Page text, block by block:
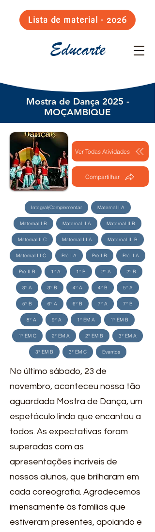
Lista de material - 2026
Educarte
Mostra de Dança 2025 -
MOÇAMBIQUE
Ver Todas Atividades
Compartilhar
Integral/Complementar Maternal I A
Maternal I B Maternal II A Maternal II B
Maternal II C Maternal III A Maternal III B
Maternal III C Pré I A Pré I B Pré II A
Pré II B 1° A 1° B 2° A 2° B
3° A 3° B 4° A 4° B 5° A
5° B 6° A 6° B 7° A 7° B
8° A 9° A 1° EM A 1° EM B
1° EM C 2° EM A 2° EM B 3° EM A
3° EM B 3° EM C Eventos
No último sábado, 23 de
novembro, aconteceu nossa tão
aguardada Mostra de Dança, um
espetáculo lindo que encantou a
todos. As expectativas foram
superadas com as
apresentações incríveis de
nossos alunos, que brilharam em
cada coreografia. Agradecemos
imensamente às famílias que
estiveram presentes, apoiando e